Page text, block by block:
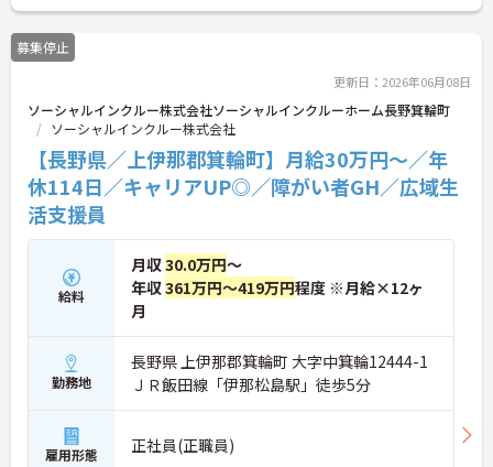
とで高い給与水準を実現しています。年間休日114
日の確保や、献立・レシピの完全標準化による業務
効率化など、ワークライフバランスを保ちながら定
います。複数施設を経験することで培われるマネジ
メント視点は、将来的なエリアマネージャーへのキ
ャリアアップにも直結しており、最新の環境で専門
性を発揮したいプロフェッショナルの方にお勧めで
す。
★おすすめPOINT★
・広域支援員として複数のホームを巡るため、各ホ
ームのパートスタッフの教育やサポートにも携わる
ことができ、現場の介助業務にとどまらず、施設運
営や人材育成の視点を養うことで、将来のエリアマ
ネージャー候補としてのステップアップに直結しま
があり、20代から60代まで幅広い年代が活躍してい
ます。年間休日も114日確保されているため、無理
なく長期的なキャリアを築いていただけます。
・全施設がバリアフリー設計かつ最新設備を備えて
おり、清潔感にあふれた美しい環境です。ハード面
募集停止
更新日：2026年06月08日
ソーシャルインクルー株式会社ソーシャルインクルーホーム長野箕輪町
ソーシャルインクルー株式会社
【長野県／上伊那郡箕輪町】月給30万円～／年
休114日／キャリアUP◎／障がい者GH／広域生
活支援員
給料
月収30.0万円～
年収361万円～419万円程度 ※月給×12ヶ
月
勤務地
長野県 上伊那郡箕輪町 大字中箕輪12444-1
ＪＲ飯田線「伊那松島駅」徒歩5分
雇用形態 正社員(正職員)